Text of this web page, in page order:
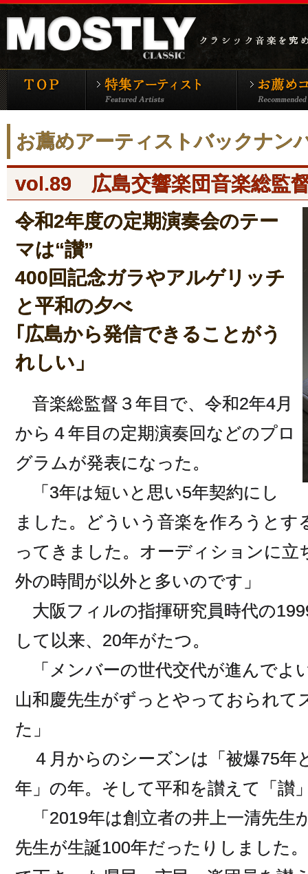
モーストリー・クラシックTOP 特集アーティ
お薦めアーティストバックナン
vol.89 広島交響楽団音楽総監
令和2年度の定期演奏会のテー
マは“讃”
400回記念ガラやアルゲリッチ
と平和の夕べ
｢広島から発信できることがう
れしい」
音楽総監督３年目で、令和2年4月
から４年目の定期演奏回などのプロ
グラムが発表になった。
「3年は短いと思い5年契約にし
ました。どういう音楽を作ろうとす
ってきました。オーディションに立
外の時間が以外と多いのです」
大阪フィルの指揮研究員時代の
して以来、20年がたつ。
「メンバーの世代交代が進んでよ
山和慶先生がずっとやっておられて
た」
４月からのシーズンは「被爆75年
年」の年。そして平和を讃えて「讃
「2019年は創立者の井上一清先生
先生が生誕100年だったりしました